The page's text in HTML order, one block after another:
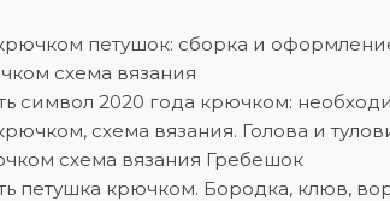
петушок: сборка и
схема вязания
символ 2020 года крючком:
схема вязания. Голова и
схема вязания Гребешок
петушка крючком. Бородка, клюв,